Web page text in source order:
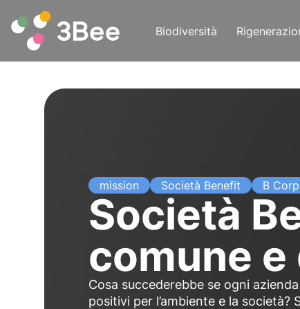
Biodiversità
mission Società Benefit B Corp
Società
comune
Cosa succederebbe se ogni
positivi per l’ambiente e la